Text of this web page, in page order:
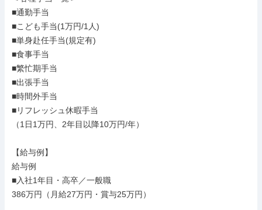
■通勤手当
■こども手当(1万円/1人)
■単身赴任手当(規定有)
■食事手当
■繁忙期手当
■出張手当
■時間外手当
■リフレッシュ休暇手当
（1日1万円、2年目以降10万円/年）
【給与例】
給与例
■入社1年目・高卒／一般職
386万円（月給27万円・賞与25万円）